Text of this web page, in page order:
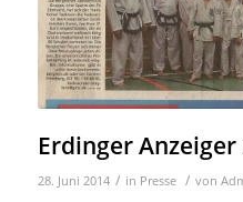
Erdinger Anzeiger
28. Juni 2014 / in Presse / von